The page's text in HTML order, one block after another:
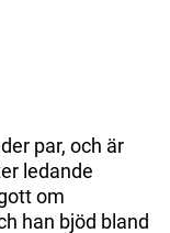
par, och är
ledande
om
han bjöd bland